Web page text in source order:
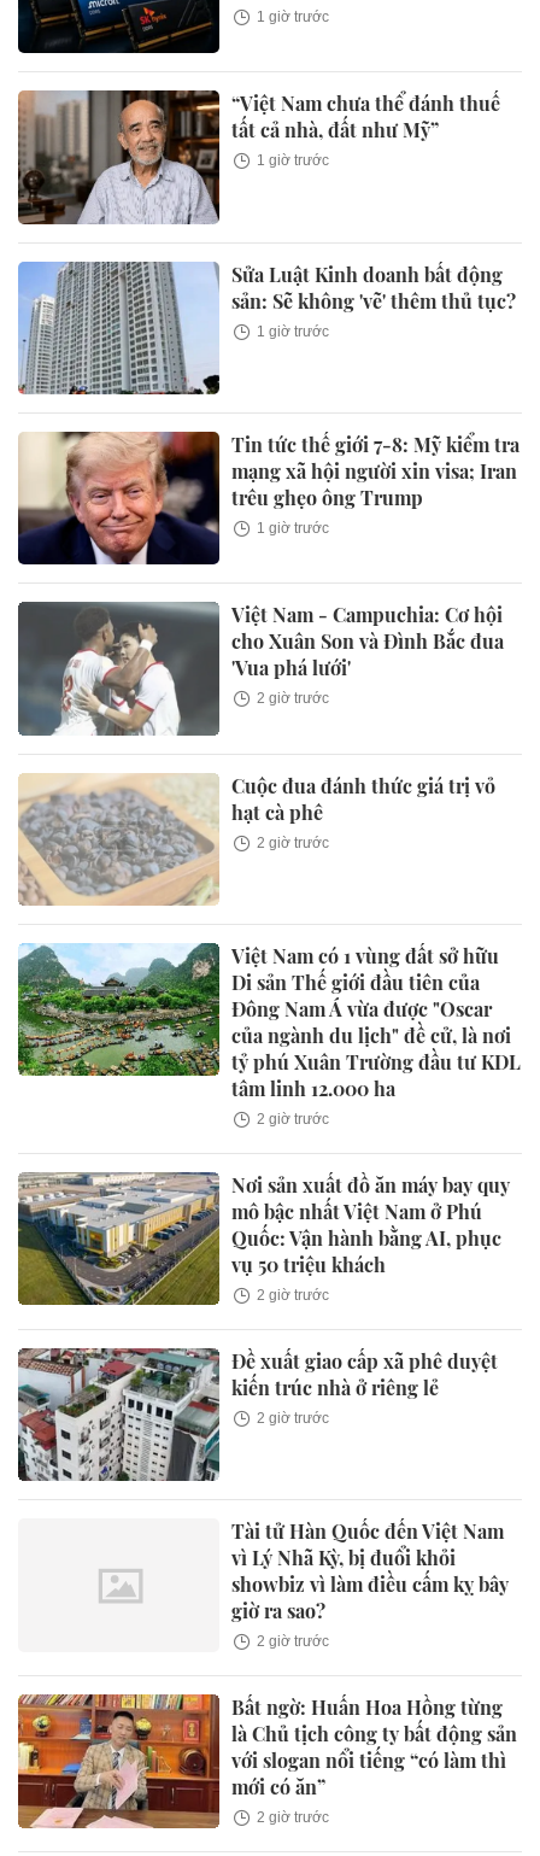
1 giờ trước
“Việt Nam chưa thể đánh thuế
tất cả nhà, đất như Mỹ”
1 giờ trước
Sửa Luật Kinh doanh bất động
sản: Sẽ không 'vẽ' thêm thủ tục?
1 giờ trước
Tin tức thế giới 7-8: Mỹ kiểm tra
mạng xã hội người xin visa; Iran
trêu ghẹo ông Trump
1 giờ trước
Việt Nam - Campuchia: Cơ hội
cho Xuân Son và Đình Bắc đua
'Vua phá lưới'
2 giờ trước
Cuộc đua đánh thức giá trị vỏ
hạt cà phê
2 giờ trước
Việt Nam có 1 vùng đất sở hữu
Di sản Thế giới đầu tiên của
Đông Nam Á vừa được "Oscar
của ngành du lịch" đề cử, là nơi
tỷ phú Xuân Trường đầu tư KDL
tâm linh 12.000 ha
2 giờ trước
Nơi sản xuất đồ ăn máy bay quy
mô bậc nhất Việt Nam ở Phú
Quốc: Vận hành bằng AI, phục
vụ 50 triệu khách
2 giờ trước
Đề xuất giao cấp xã phê duyệt
kiến trúc nhà ở riêng lẻ
2 giờ trước
Tài tử Hàn Quốc đến Việt Nam
vì Lý Nhã Kỳ, bị đuổi khỏi
showbiz vì làm điều cấm kỵ bây
giờ ra sao?
2 giờ trước
Bất ngờ: Huấn Hoa Hồng từng
là Chủ tịch công ty bất động sản
với slogan nổi tiếng “có làm thì
mới có ăn”
2 giờ trước